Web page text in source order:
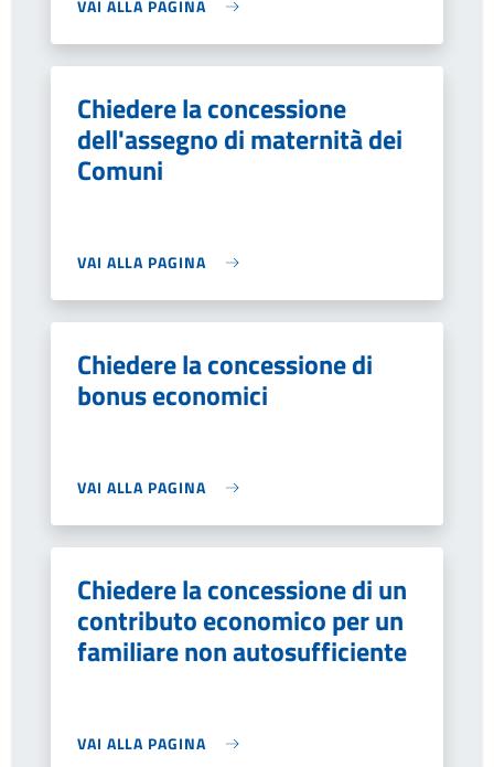
VAI ALLA PAGINA
Chiedere la concessione
dell'assegno di maternità dei
Comuni
VAI ALLA PAGINA
Chiedere la concessione di
bonus economici
VAI ALLA PAGINA
Chiedere la concessione di un
contributo economico per un
familiare non autosufficiente
VAI ALLA PAGINA